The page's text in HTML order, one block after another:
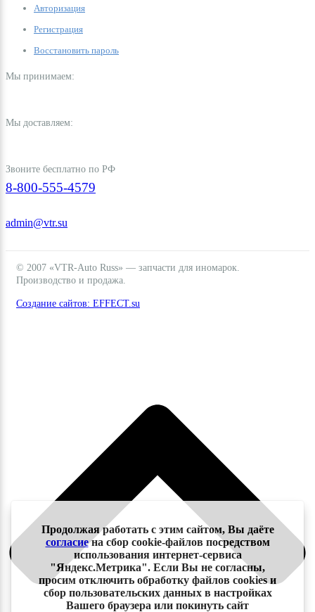
Авторизация
Регистрация
Восстановить пароль
Мы принимаем:
Мы доставляем:
Звоните бесплатно по РФ
8-800-555-4579
admin@vtr.su
© 2007 «VTR-Auto Russ» — запчасти для иномарок.
Производство и продажа.
Создание сайтов: EFFECT.su
Продолжая работать с этим сайтом, Вы даёте
согласиена сбор cookie-файлов посредством
использования интернет-сервиса
"Яндекс.Метрика". Если Вы не согласны,
просим отключить обработку файлов cookies и
сбор пользовательских данных в настройках
Вашего браузера или покинуть сайт